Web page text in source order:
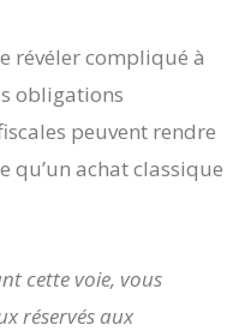
révéler compliqué à
obligations
peuvent rendre
qu’un achat classique
cette voie, vous
réservés aux